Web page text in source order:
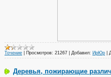
Точение Просмотров: 21267 Добавил: ИрЮр
Деревья, пожирающие